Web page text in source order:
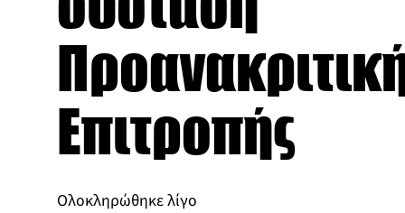
Επιτροπής
Ολοκληρώθηκε λίγο